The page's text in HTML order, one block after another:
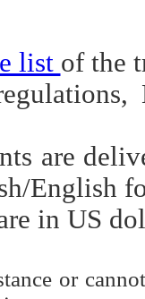
list of the
are
English
in US
or